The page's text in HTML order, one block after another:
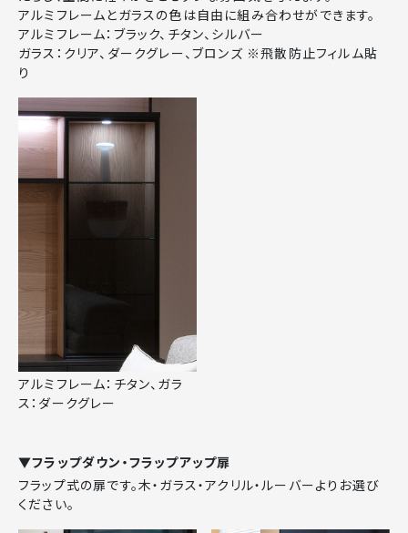
アルミフレームとガラスの色は自由に組み合わせができます。
アルミフレーム：ブラック、チタン、シルバー
ガラス：クリア、ダークグレー、ブロンズ ※飛散防止フィルム貼
り
アルミフレーム：チタン、ガラ
ス：ダークグレー
▼フラップダウン・フラップアップ扉
フラップ式の扉です。木・ガラス・アクリル・ルーバーよりお選び
ください。